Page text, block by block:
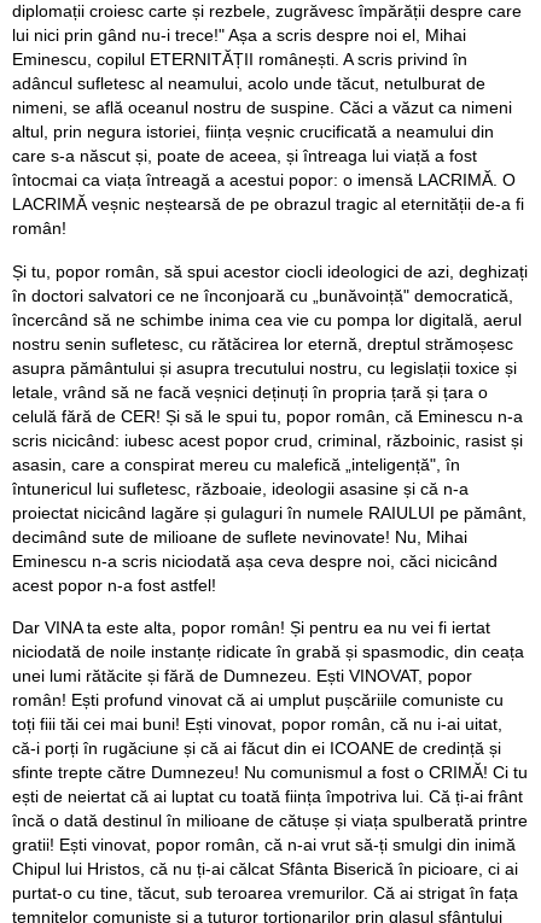
diplomații croiesc carte și rezbele, zugrăvesc împărății despre care
lui nici prin gând nu-i trece!" Așa a scris despre noi el, Mihai
Eminescu, copilul ETERNITĂȚII românești. A scris privind în
adâncul sufletesc al neamului, acolo unde tăcut, netulburat de
nimeni, se află oceanul nostru de suspine. Căci a văzut ca nimeni
altul, prin negura istoriei, ființa veșnic crucificată a neamului din
care s-a născut și, poate de aceea, și întreaga lui viață a fost
întocmai ca viața întreagă a acestui popor: o imensă LACRIMĂ. O
LACRIMĂ veșnic neștearsă de pe obrazul tragic al eternității de-a fi
român!
Și tu, popor român, să spui acestor ciocli ideologici de azi, deghizați
în doctori salvatori ce ne înconjoară cu „bunăvoință" democratică,
încercând să ne schimbe inima cea vie cu pompa lor digitală, aerul
nostru senin sufletesc, cu rătăcirea lor eternă, dreptul strămoșesc
asupra pământului și asupra trecutului nostru, cu legislații toxice și
letale, vrând să ne facă veșnici deținuți în propria țară și țara o
celulă fără de CER! Și să le spui tu, popor român, că Eminescu n-a
scris nicicând: iubesc acest popor crud, criminal, războinic, rasist și
asasin, care a conspirat mereu cu malefică „inteligență", în
întunericul lui sufletesc, războaie, ideologii asasine și că n-a
proiectat nicicând lagăre și gulaguri în numele RAIULUI pe pământ,
decimând sute de milioane de suflete nevinovate! Nu, Mihai
Eminescu n-a scris niciodată așa ceva despre noi, căci nicicând
acest popor n-a fost astfel!
Dar VINA ta este alta, popor român! Și pentru ea nu vei fi iertat
niciodată de noile instanțe ridicate în grabă și spasmodic, din ceața
unei lumi rătăcite și fără de Dumnezeu. Ești VINOVAT, popor
român! Ești profund vinovat că ai umplut pușcăriile comuniste cu
toți fiii tăi cei mai buni! Ești vinovat, popor român, că nu i-ai uitat,
că-i porți în rugăciune și că ai făcut din ei ICOANE de credință și
sfinte trepte către Dumnezeu! Nu comunismul a fost o CRIMĂ! Ci tu
ești de neiertat că ai luptat cu toată ființa împotriva lui. Că ți-ai frânt
încă o dată destinul în milioane de cătușe și viața spulberată printre
gratii! Ești vinovat, popor român, că n-ai vrut să-ți smulgi din inimă
Chipul lui Hristos, că nu ți-ai călcat Sfânta Biserică în picioare, ci ai
purtat-o cu tine, tăcut, sub teroarea vremurilor. Că ai strigat în fața
temnițelor comuniste și a tuturor torționarilor prin glasul sfântului